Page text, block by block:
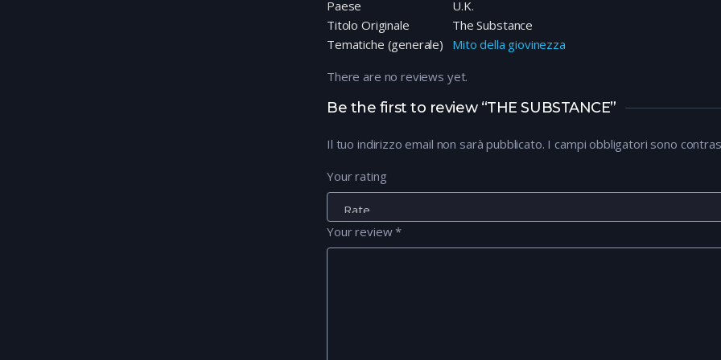
Paese
U.K.
Titolo Originale
The Substance
Tematiche (generale)
Mito della giovinezza
Be the first to review “THE SUBSTANCE”
Il tuo indirizzo email non sarà pubblicato. I campi obbligatori sono
Your rating
Your review*
There are no reviews yet.